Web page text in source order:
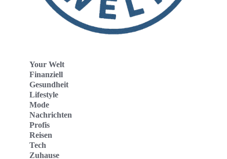
Your Welt
Finanziell
Gesundheit
Lifestyle
Mode
Nachrichten
Profis
Reisen
Tech
Zuhause